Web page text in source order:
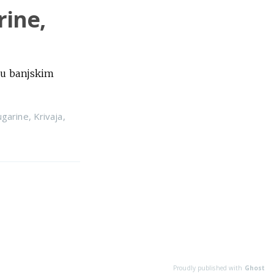
banjskim
, Krivaja,
Proudly published with Ghost